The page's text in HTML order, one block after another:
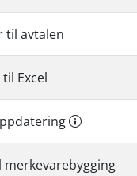
til avtalen
Excel